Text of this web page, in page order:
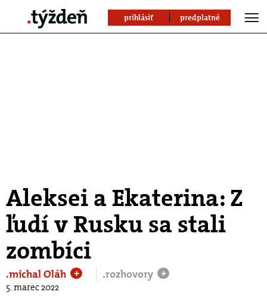
prihlásiť predplatné
Aleksei a Ekaterina: Z
ľudí v Rusku sa stali
zombíci
.michal Oláh + .rozhovory +
5. marec 2022